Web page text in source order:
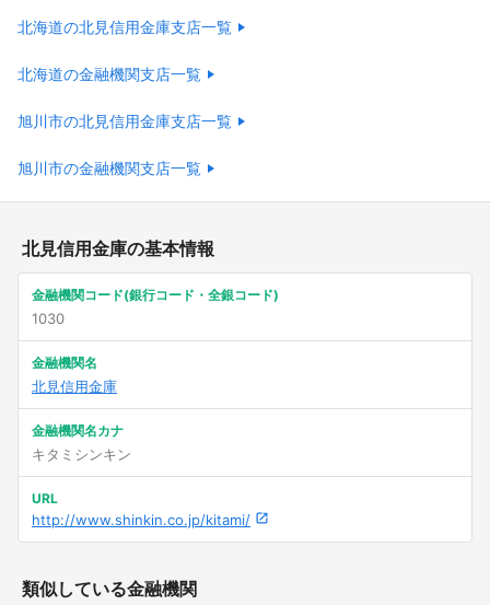
北海道の北見信用金庫支店一覧
北海道の金融機関支店一覧
旭川市の北見信用金庫支店一覧
旭川市の金融機関支店一覧
北見信用金庫の基本情報
金融機関コード(銀行コード・全銀コード)
1030
金融機関名
北見信用金庫
金融機関名カナ
キタミシンキン
URL
http://www.shinkin.co.jp/kitami/
類似している金融機関